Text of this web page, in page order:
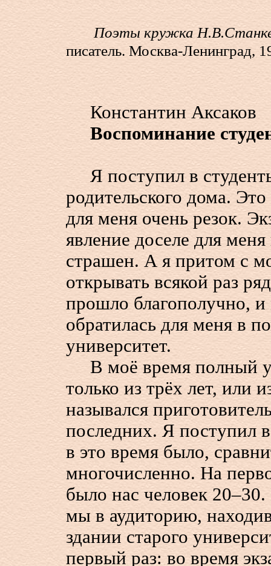
Поэты кружка
писатель. Москва-Ленинград,
Константин Аксаков
Воспоминание
Я поступил в
родительского дома.
для меня очень резок.
явление доселе для
страшен. А я притом с
открывать всякой раз
прошло благополучно, и
обратилась для меня в
университет.
В моё время полный
только из трёх лет, или
назывался
последних. Я поступил
в это время было,
многочисленно. На
было нас человек
мы в аудиторию,
здании старого
первый раз: во время